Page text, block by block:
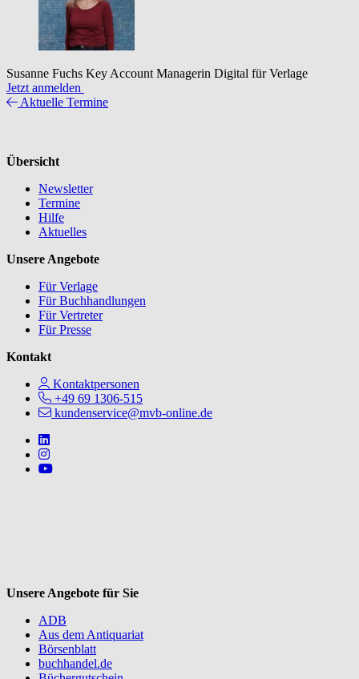
Susanne Fuchs Key Account Managerin Digital für Verlage
Jetzt anmelden
Aktuelle Termine
Übersicht
Newsletter
Termine
Hilfe
Aktuelles
Unsere Angebote
Für Verlage
Für Buchhandlungen
Für Vertreter
Für Presse
Kontakt
Kontaktpersonen
+49 69 1306-515
kundenservice@mvb-online.de
Follow us on https://www.linkedin.com/company/mvbbooks
Follow us on https://www.instagram.com/lifeatmvb/
Follow us on https://www.youtube.com/@mvbbooks
Unsere Angebote für Sie
ADB
Aus dem Antiquariat
Börsenblatt
buchhandel.de